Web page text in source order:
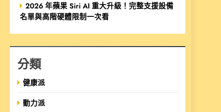
2026 年蘋果 Siri AI 重大升級！完整支援設備
名單與高階硬體限制一次看
分類
健康派
動力派